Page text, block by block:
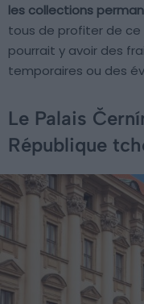
les collections
tous de profiter de ce
pourrait y avoir des
temporaires ou des
Le Palais
République